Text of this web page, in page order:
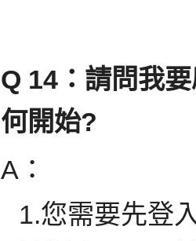
Q 14：請問我
何開始?
A：
1.您需要先登